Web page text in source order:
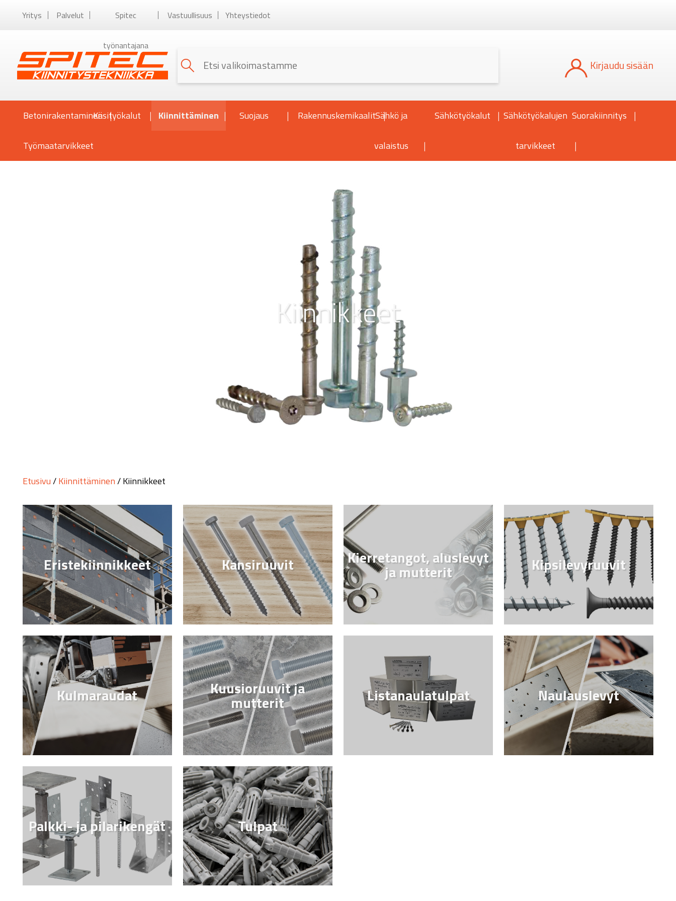
Yritys Palvelut Spitec
työnantajana
Vastuullisuus Yhteystiedot
Kun tuloksia tulee, voit selata niitä
Kirjaudu sisään
BetonirakentaminenKäsityökalut Kiinnittäminen Suojaus RakennuskemikaalitSähkö ja
valaistus
Sähkötyökalut Sähkötyökalujen
tarvikkeet
Suorakiinnitys
Työmaatarvikkeet
Kiinnikkeet
Etusivu/Kiinnittäminen/ Kiinnikkeet
Eristekiinnikkeet Kansiruuvit Kierretangot, aluslevyt
ja mutterit Kipsilevyruuvit
Kulmaraudat Kuusioruuvit ja
mutterit Listanaulatulpat Naulauslevyt
Palkki- ja pilarikengät Tulpat